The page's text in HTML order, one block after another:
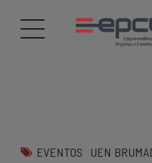
EVENTOS UEN